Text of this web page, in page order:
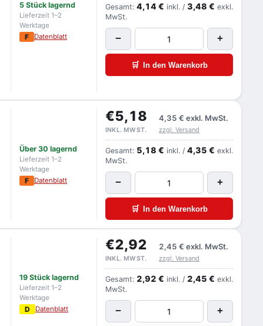
5 Stück lagernd
Lieferzeit 1–2
Werktage
F Datenblatt
Gesamt: 4,14 € inkl. / 3,48 € exkl.
MwSt.
− +
🛒 In den Warenkorb
Über 30 lagernd
Lieferzeit 1–2
Werktage
F Datenblatt
€5,18 4,35 € exkl. MwSt.
INKL. MWST. zzgl. Versand
Gesamt: 5,18 € inkl. / 4,35 € exkl.
MwSt.
− +
🛒 In den Warenkorb
19 Stück lagernd
Lieferzeit 1–2
Werktage
D Datenblatt
€2,92 2,45 € exkl. MwSt.
INKL. MWST. zzgl. Versand
Gesamt: 2,92 € inkl. / 2,45 € exkl.
MwSt.
− +